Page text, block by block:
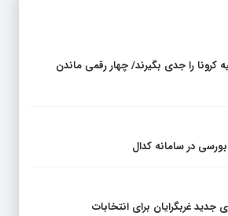
کرونا را جدی بگیرند/ چهار رقمی ماندن
جدید غربگرایان برای انتخابات